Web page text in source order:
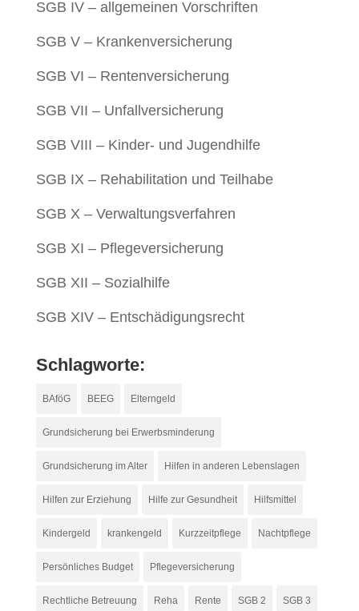
SGB IV – allgemeinen Vorschriften
SGB V – Krankenversicherung
SGB VI – Rentenversicherung
SGB VII – Unfallversicherung
SGB VIII – Kinder- und Jugendhilfe
SGB IX – Rehabilitation und Teilhabe
SGB X – Verwaltungsverfahren
SGB XI – Pflegeversicherung
SGB XII – Sozialhilfe
SGB XIV – Entschädigungsrecht
Schlagworte:
BAföG BEEG Elterngeld
Grundsicherung bei Erwerbsminderung
Grundsicherung im Alter Hilfen in anderen Lebenslagen
Hilfen zur Erziehung Hilfe zur Gesundheit Hilfsmittel
Kindergeld krankengeld Kurzzeitpflege Nachtpflege
Persönliches Budget Pflegeversicherung
Rechtliche Betreuung Reha Rente SGB 2 SGB 3